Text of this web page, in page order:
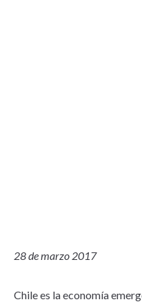
28 de marzo 2017
Chile es la economía